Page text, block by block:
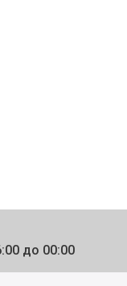
до 00:00